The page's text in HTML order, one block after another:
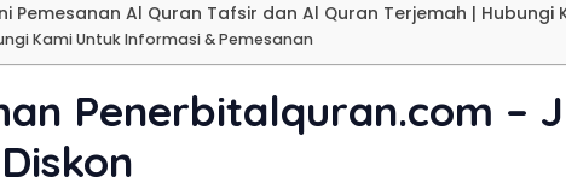
Pemesanan Al Quran Tafsir dan Al Quran Terjemah | Hubungi
Kami Untuk Informasi & Pemesanan
Penerbitalquran.com –